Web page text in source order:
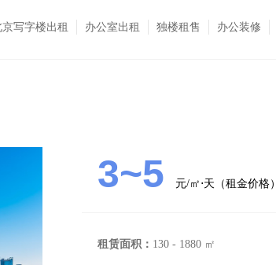
京写字楼出租 办公室出租 独楼租售 办公装修
3~5 元/㎡⋅天（租金价格）
租赁面积： 130 - 1880 ㎡